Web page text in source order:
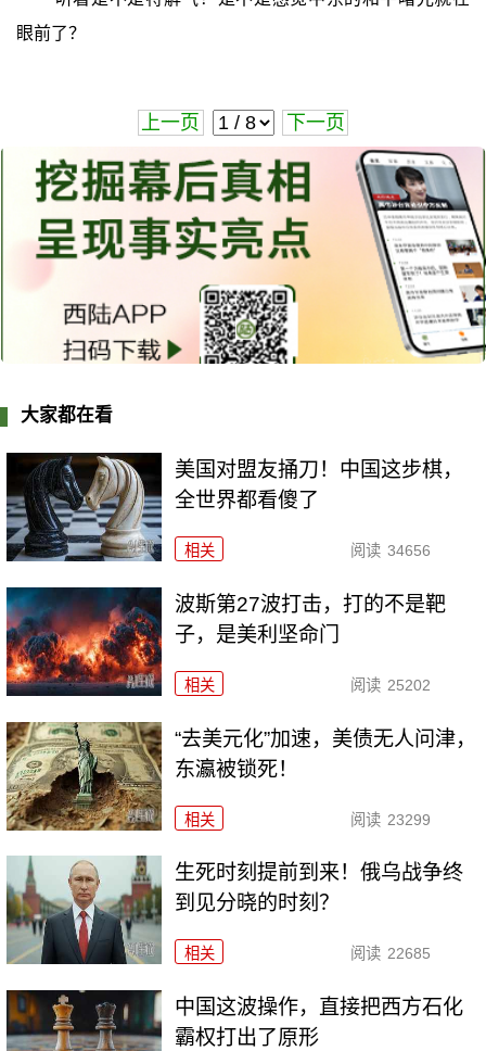
眼前了？
上一页 下一页
大家都在看
美国对盟友捅刀！中国这步棋，
全世界都看傻了
相关 阅读 34656
波斯第27波打击，打的不是靶
子，是美利坚命门
相关 阅读 25202
“去美元化”加速，美债无人问津，
东瀛被锁死！
相关 阅读 23299
生死时刻提前到来！俄乌战争终
到见分晓的时刻？
相关 阅读 22685
中国这波操作，直接把西方石化
霸权打出了原形